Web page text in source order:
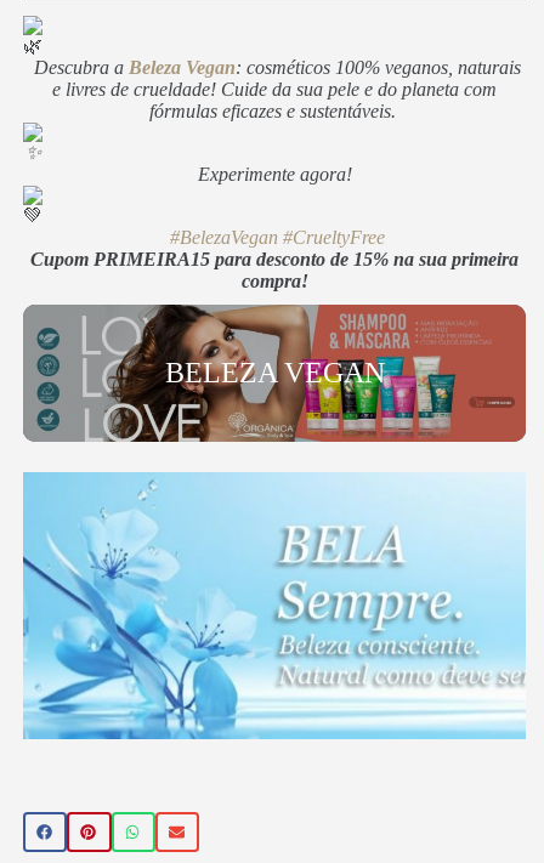
Descubra a Beleza Vegan: cosméticos 100% veganos, naturais
e livres de crueldade! Cuide da sua pele e do planeta com
fórmulas eficazes e sustentáveis.
Experimente agora!
#BelezaVegan #CrueltyFree
Cupom PRIMEIRA15 para desconto de 15% na sua primeira
compra!
BELEZA VEGAN
Sempre